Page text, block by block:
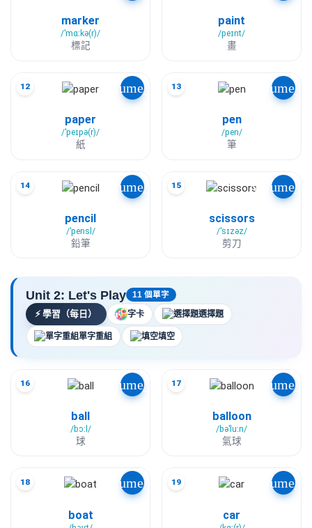
marker
/ˈmɑːkə(r)/
標記
paint
/peɪnt/
畫
12 volume_up
paper
/ˈpeɪpə(r)/
紙
13
pen
/pen/
筆
14 volume_up
pencil
/ˈpensl/
鉛筆
15
scissors
/ˈsɪzəz/
剪刀
Unit 2: Let's Play 11 個單字
⚡學習（每日） 字卡 選擇題
單字重組 填空
16 volume_up
ball
/bɔːl/
球
17
balloon
/bəˈluːn/
氣球
18 volume_up
boat
19
car